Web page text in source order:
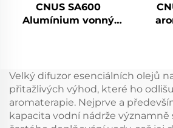
CNUS SA600
Alumínium vonný
bezvodá hvac Difuzér
Hotel
Velký difuzor esenciálních olejů
přitažlivých výhod, které ho
aromaterapie. Nejprve a
kapacita vodní nádrže